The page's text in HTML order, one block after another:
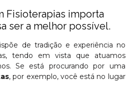
Fisioterapias importa
ser a melhor possível.
de tradição e experiência no
tendo em vista que atuamos
Se está procurando por uma
, por exemplo, você está no lugar